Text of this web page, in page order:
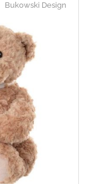
Bukowski Design